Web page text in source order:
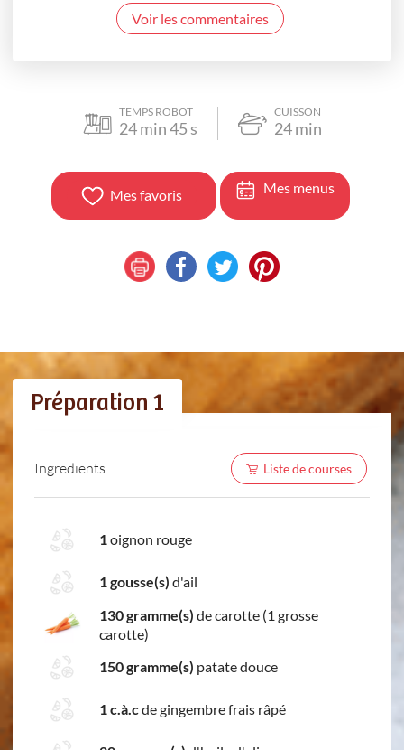
Voir les commentaires
TEMPS ROBOT
24min45 s
CUISSON
24min
Mes favoris Mes menus
Préparation 1
Ingredients Liste de courses
1oignon rouge
1 gousse(s) d'ail
130 gramme(s) de carotte (1 grosse
carotte)
150 gramme(s) patate douce
1 c.à.cde gingembre frais râpé